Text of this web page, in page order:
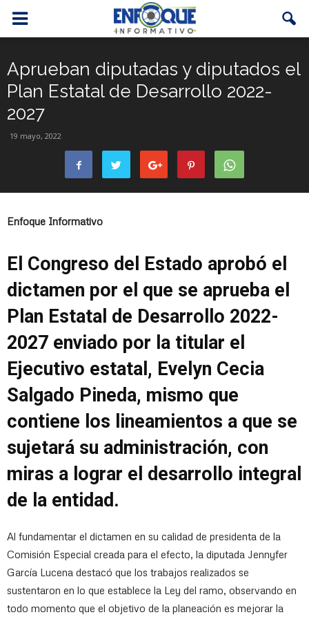
Aprueban diputadas y diputados el
Plan Estatal de Desarrollo 2022-
2027
19 mayo, 2022
Enfoque Informativo
El Congreso del Estado aprobó el
dictamen por el que se aprueba el
Plan Estatal de Desarrollo 2022-
2027 enviado por la titular el
Ejecutivo estatal, Evelyn Cecia
Salgado Pineda, mismo que
contiene los lineamientos a que se
sujetará su administración, con
miras a lograr el desarrollo integral
de la entidad.
Al fundamentar el dictamen en su calidad de presidenta de la
Comisión Especial creada para el efecto, la diputada Jennyfer
García Lucena destacó que los trabajos realizados se
sustentaron en lo que establece la Ley del ramo, observando en
todo momento que el objetivo de la planeación es mejorar la